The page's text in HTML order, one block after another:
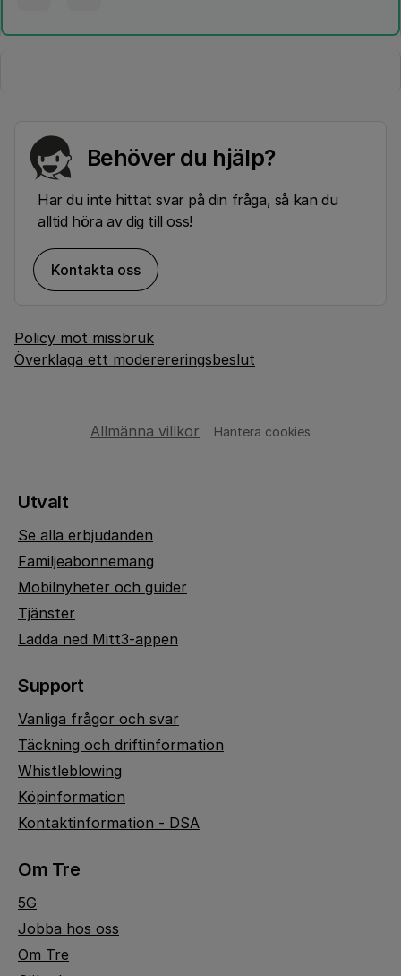
Behöver du hjälp?
Har du inte hittat svar på din fråga, så kan du
alltid höra av dig till oss!
Kontakta oss
Policy mot missbruk
Överklaga ett moderereringsbeslut
Allmänna villkor Hantera cookies
Utvalt
Se alla erbjudanden
Familjeabonnemang
Mobilnyheter och guider
Tjänster
Ladda ned Mitt3-appen
Support
Vanliga frågor och svar
Täckning och driftinformation
Whistleblowing
Köpinformation
Kontaktinformation - DSA
Om Tre
5G
Jobba hos oss
Om Tre